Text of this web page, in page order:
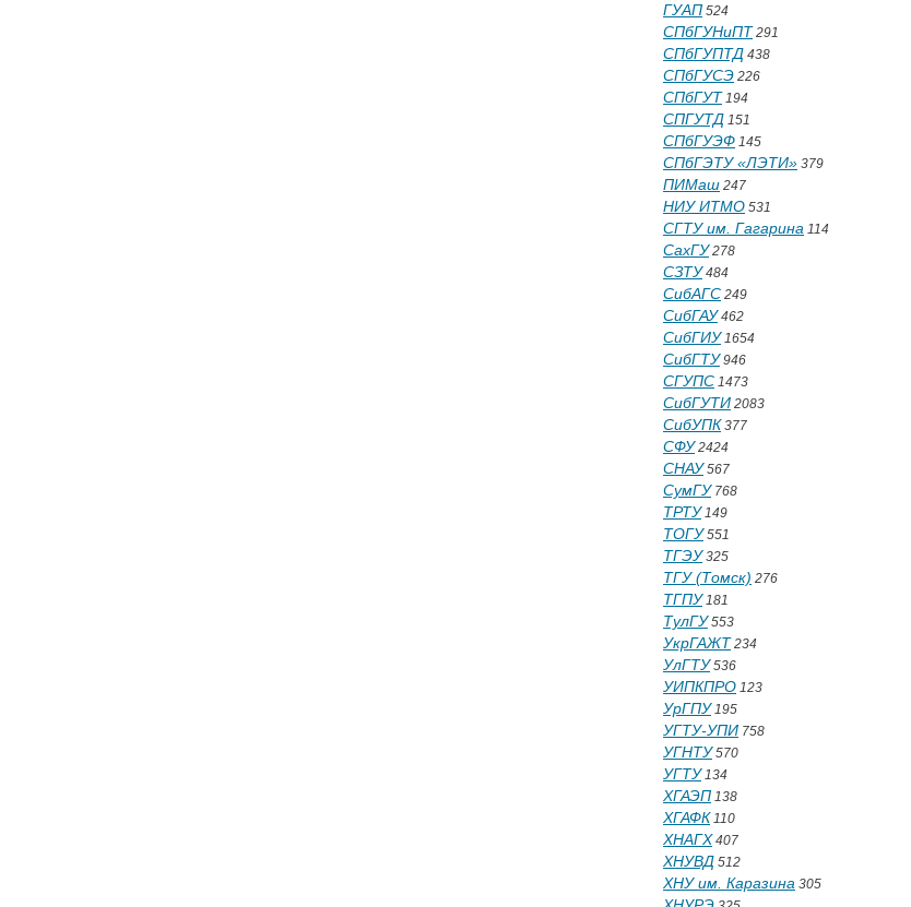
ГУАП 524
СПбГУНиПТ 291
СПбГУПТД 438
СПбГУСЭ 226
СПбГУТ 194
СПГУТД 151
СПбГУЭФ 145
СПбГЭТУ «ЛЭТИ» 379
ПИМаш 247
НИУ ИТМО 531
СГТУ им. Гагарина 114
СахГУ278
СЗТУ484
СибАГС 249
СибГАУ462
СибГИУ1654
СибГТУ946
СГУПС 1473
СибГУТИ 2083
СибУПК 377
СФУ2424
СНАУ567
СумГУ768
ТРТУ149
ТОГУ551
ТГЭУ325
ТГУ (Томск) 276
ТГПУ181
ТулГУ553
УкрГАЖТ 234
УлГТУ536
УИПКПРО 123
УрГПУ195
УГТУ-УПИ 758
УГНТУ570
УГТУ134
ХГАЭП 138
ХГАФК 110
ХНАГХ 407
ХНУВД 512
ХНУ им. Каразина 305